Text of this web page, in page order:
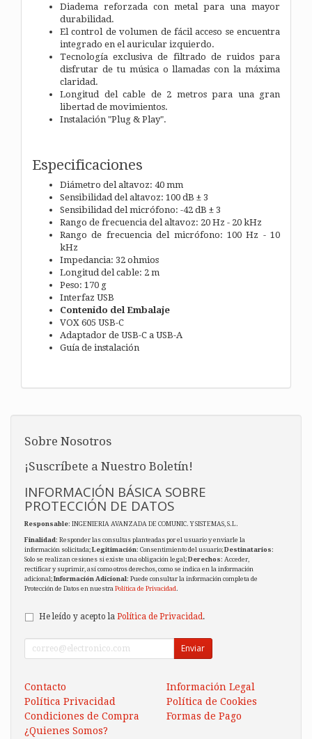
Diadema reforzada con metal para una mayor
durabilidad.
El control de volumen de fácil acceso se encuentra
integrado en el auricular izquierdo.
Tecnología exclusiva de filtrado de ruidos para
disfrutar de tu música o llamadas con la máxima
claridad.
Longitud del cable de 2 metros para una gran
libertad de movimientos.
Instalación "Plug & Play".
Especificaciones
Diámetro del altavoz: 40 mm
Sensibilidad del altavoz: 100 dB ± 3
Sensibilidad del micrófono: -42 dB ± 3
Rango de frecuencia del altavoz: 20 Hz - 20 kHz
Rango de frecuencia del micrófono: 100 Hz - 10
kHz
Impedancia: 32 ohmios
Longitud del cable: 2 m
Peso: 170 g
Interfaz USB
Contenido del Embalaje
VOX 605 USB-C
Adaptador de USB-C a USB-A
Guía de instalación
Sobre Nosotros
¡Suscríbete a Nuestro Boletín!
INFORMACIÓN BÁSICA SOBRE
PROTECCIÓN DE DATOS
Responsable: INGENIERIA AVANZADA DE COMUNIC. Y SISTEMAS, S.L.
Finalidad: Responder las consultas planteadas por el usuario y enviarle la
información solicitada;Legitimación: Consentimiento del usuario;Destinatarios:
Solo se realizan cesiones si existe una obligación legal;Derechos: Acceder,
rectificar y suprimir, así como otros derechos, como se indica en la información
adicional;Información Adicional: Puede consultar la información completa de
Protección de Datos en nuestra Política de Privacidad.
He leído y acepto la Política de Privacidad .
Enviar
Contacto
Información Legal
Política Privacidad
Política de Cookies
Condiciones de Compra
Formas de Pago
¿Quienes Somos?